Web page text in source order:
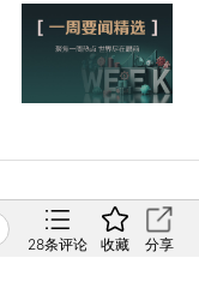
28条评论 收藏 分享